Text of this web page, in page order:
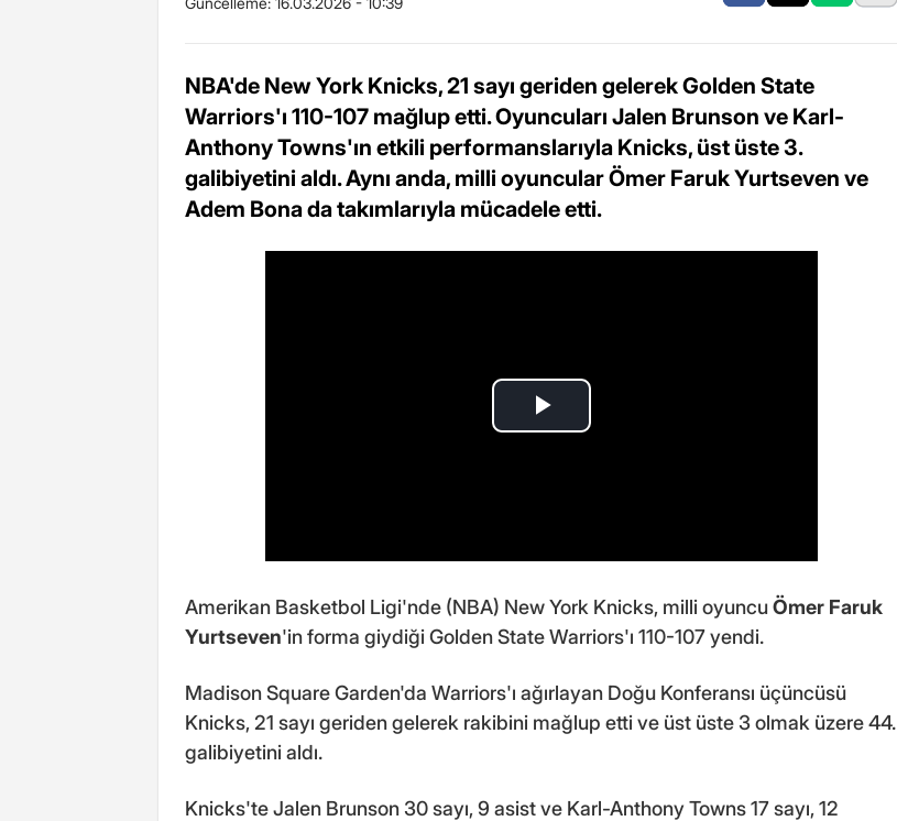
NBA'de New York Knicks, 21 sayı geriden gelerek Golden State
Warriors'ı 110-107 mağlup etti. Oyuncuları Jalen Brunson ve Karl-
Anthony Towns'ın etkili performanslarıyla Knicks, üst üste 3.
galibiyetini aldı. Aynı anda, milli oyuncular Ömer Faruk Yurtseven ve
Adem Bona da takımlarıyla mücadele etti.
Amerikan Basketbol Ligi'nde (NBA) New York Knicks, milli oyuncuÖmer Faruk
Yurtseven'in forma giydiği Golden State Warriors'ı 110-107 yendi.
Madison Square Garden'da Warriors'ı ağırlayan Doğu Konferansı üçüncüsü
Knicks, 21 sayı geriden gelerek rakibini mağlup etti ve üst üste 3 olmak üzere 44.
galibiyetini aldı.
Knicks'te Jalen Brunson 30 sayı, 9 asist ve Karl-Anthony Towns 17 sayı, 12